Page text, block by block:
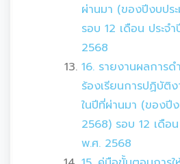
ผ่านมา (ของปีงบป
รอบ 12 เดือน ประจ
2568
16. รายงานผลการด
ร้องเรียนการปฏิบัติ
ในปีที่ผ่านมา (ของปี
2568) รอบ 12 เดือ
พ.ศ. 2568